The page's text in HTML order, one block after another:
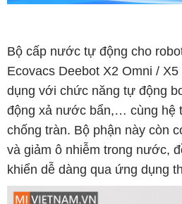
Bộ cấp nước tự động cho
Ecovacs Deebot X2 Omni /
dụng với chức năng tự động
động xả nước bẩn,… cùng hệ
chống tràn. Bộ phận này còn
và giảm ô nhiễm trong nước,
khiển dễ dàng qua ứng dụng